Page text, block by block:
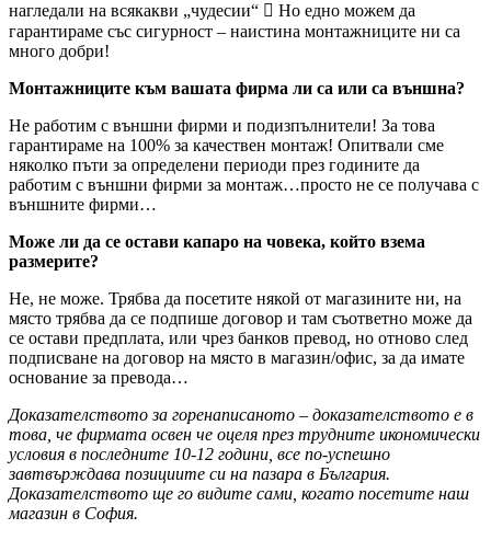
нагледали на всякакви „чудесии“  Но едно можем да
гарантираме със сигурност – наистина монтажниците ни са
много добри!
Монтажниците към вашата фирма ли са или са външна?
Не работим с външни фирми и подизпълнители! За това
гарантираме на 100% за качествен монтаж! Опитвали сме
няколко пъти за определени периоди през годините да
работим с външни фирми за монтаж…просто не се получава с
външните фирми…
Може ли да се остави капаро на човека, който взема
размерите?
Не, не може. Трябва да посетите някой от магазините ни, на
място трябва да се подпише договор и там съответно може да
се остави предплата, или чрез банков превод, но отново след
подписване на договор на място в магазин/офис, за да имате
основание за превода…
Доказателството за горенаписаното – доказателството е в
това, че фирмата освен че оцеля през трудните икономически
условия в последните 10-12 години, все по-успешно
завтвърждава позициите си на пазара в България.
Доказателството ще го видите сами, когато посетите наш
магазин в София.